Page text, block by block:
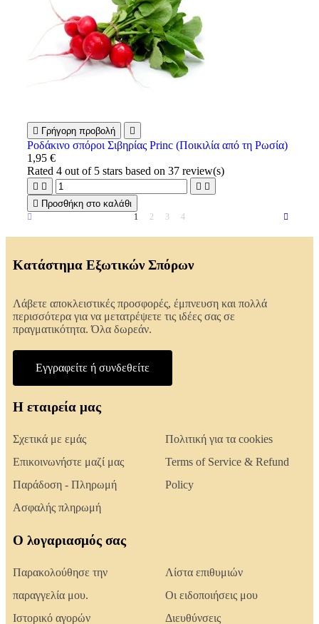
 Γρήγορη προβολή 
Ροδάκινο σπόροι Σιβηρίας Princ (Ποικιλία από τη Ρωσία)
1,95 €
Rated4 out of 5 stars based on37 review(s)
   
 Προσθήκη στο καλάθι
1 2 3 4
Κατάστημα Εξωτικών Σπόρων
Λάβετε αποκλειστικές προσφορές, έμπνευση και πολλά
περισσότερα για να μετατρέψετε τις ιδέες σας σε
πραγματικότητα. Όλα δωρεάν.
Εγγραφείτε ή συνδεθείτε
Η εταιρεία μας
Σχετικά με εμάς
Επικοινωνήστε μαζί μας
Παράδοση - Πληρωμή
Ασφαλής πληρωμή
Πολιτική για τα cookies
Terms of Service & Refund
Policy
Ο λογαριασμός σας
Παρακολούθησε την
παραγγελία μου.
Ιστορικό αγορών
Λίστα επιθυμιών
Οι ειδοποιήσεις μου
Διευθύνσεις